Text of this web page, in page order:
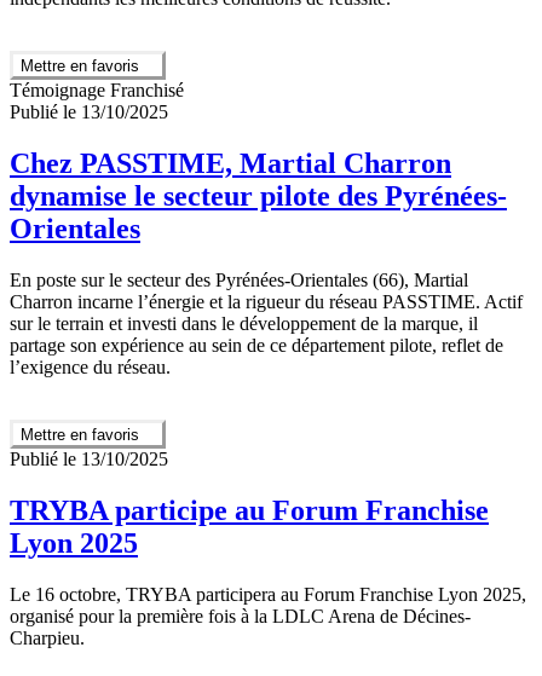
Mettre en favoris
Témoignage Franchisé
Publié le 13/10/2025
Chez PASSTIME, Martial Charron
dynamise le secteur pilote des Pyrénées-
Orientales
En poste sur le secteur des Pyrénées-Orientales (66), Martial
Charron incarne l’énergie et la rigueur du réseau PASSTIME. Actif
sur le terrain et investi dans le développement de la marque, il
partage son expérience au sein de ce département pilote, reflet de
l’exigence du réseau.
Mettre en favoris
Publié le 13/10/2025
TRYBA participe au Forum Franchise
Lyon 2025
Le 16 octobre, TRYBA participera au Forum Franchise Lyon 2025,
organisé pour la première fois à la LDLC Arena de Décines-
Charpieu.